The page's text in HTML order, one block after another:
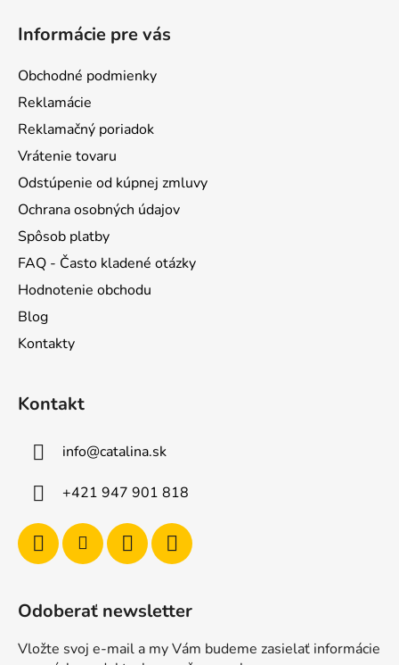
Informácie pre vás
Obchodné podmienky
Reklamácie
Reklamačný poriadok
Vrátenie tovaru
Odstúpenie od kúpnej zmluvy
Ochrana osobných údajov
Spôsob platby
FAQ - Často kladené otázky
Hodnotenie obchodu
Blog
Kontakty
Kontakt
info@catalina.sk
+421 947 901 818
Odoberať newsletter
Vložte svoj e-mail a my Vám budeme zasielať informácie